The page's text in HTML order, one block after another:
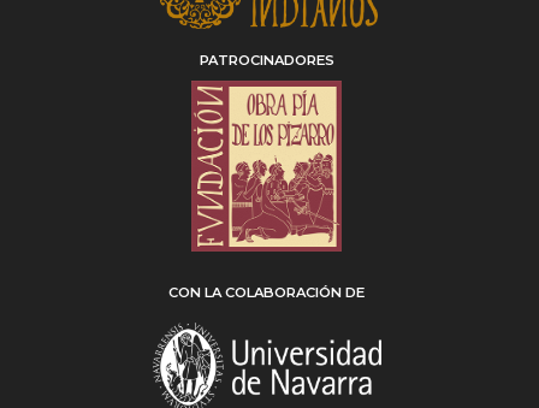
PATROCINADORES
CON LA COLABORACIÓN DE